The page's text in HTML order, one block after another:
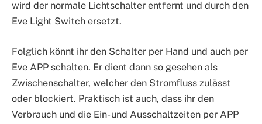
wird der normale Lichtschalter entfernt und durch den
Eve Light Switch ersetzt.
Folglich könnt ihr den Schalter per Hand und auch per
Eve APP schalten. Er dient dann so gesehen als
Zwischenschalter, welcher den Stromfluss zulässt
oder blockiert. Praktisch ist auch, dass ihr den
Verbrauch und die Ein- und Ausschaltzeiten per APP